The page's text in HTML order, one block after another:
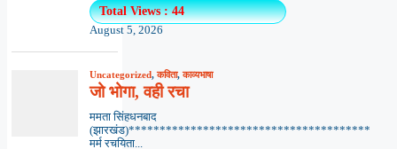
Total Views : 44
August 5, 2026
Uncategorized,कविता,काव्यभाषा
जो भोगा, वही रचा
ममता सिंहधनबाद
(झारखंड)***************************************
मर्म रचयिता...